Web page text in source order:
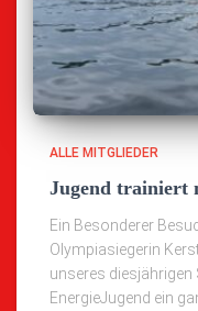
ALLE MITGLIEDER
Jugend trainiert
Ein Besonderer
Olympiasiegerin
unseres
EnergieJugend ein